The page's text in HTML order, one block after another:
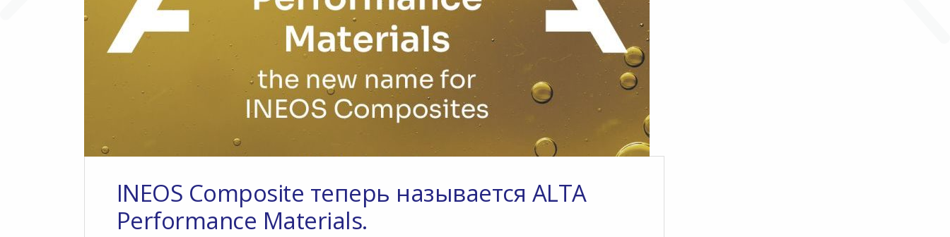
INEOS Composite теперь называется ALTA
Performance Materials.